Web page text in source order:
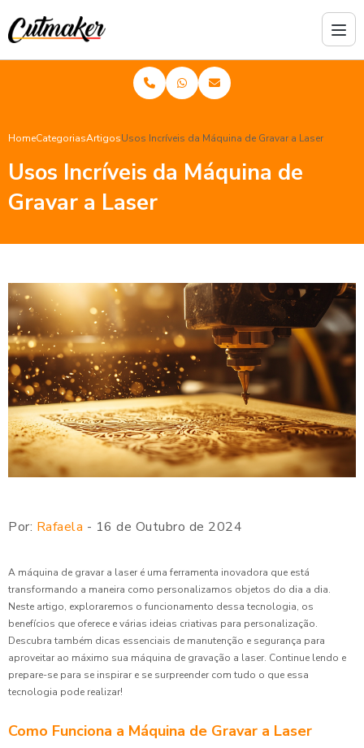
HomeCategoriasArtigosUsos Incríveis da Máquina de Gravar a Laser
Usos Incríveis da Máquina de
Gravar a Laser
Por: Rafaela - 16 de Outubro de 2024
A máquina de gravar a laser é uma ferramenta inovadora que está
transformando a maneira como personalizamos objetos do dia a dia.
Neste artigo, exploraremos o funcionamento dessa tecnologia, os
benefícios que oferece e várias ideias criativas para personalização.
Descubra também dicas essenciais de manutenção e segurança para
aproveitar ao máximo sua máquina de gravação a laser. Continue lendo e
prepare-se para se inspirar e se surpreender com tudo o que essa
tecnologia pode realizar!
Como Funciona a Máquina de Gravar a Laser